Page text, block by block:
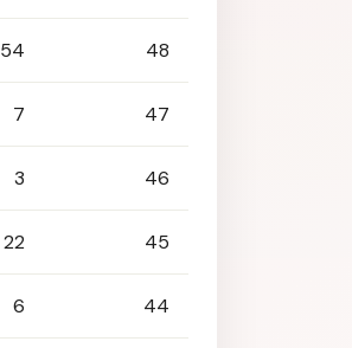
54 48
7 47
3 46
22 45
6 44